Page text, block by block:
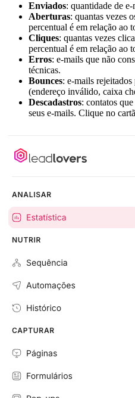
Enviados: quantidade de
Aberturas: quantas vezes
percentual é em relação ao
Cliques: quantas vezes
percentual é em relação ao
Erros: e-mails que não
técnicas.
Bounces: e-mails
(endereço inválido, caixa
Descadastros: contatos
seus e-mails. Clique no